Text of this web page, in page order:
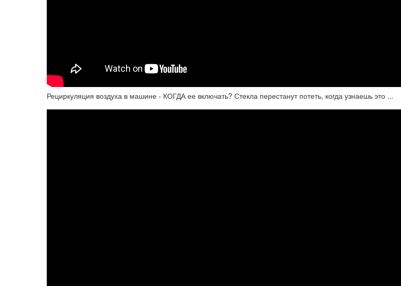
Рециркуляция воздуха в машине - КОГДА ее включать? Стекла перестанут потеть, когда узнаешь это ...